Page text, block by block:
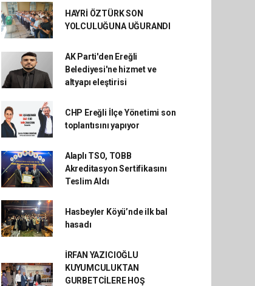
HAYRİ ÖZTÜRK SON
YOLCULUĞUNA UĞURANDI
AK Parti'den Ereğli
Belediyesi'ne hizmet ve
altyapı eleştirisi
CHP Ereğli İlçe Yönetimi son
toplantısını yapıyor
Alaplı TSO, TOBB
Akreditasyon Sertifikasını
Teslim Aldı
Hasbeyler Köyü’nde ilk bal
hasadı
İRFAN YAZICIOĞLU
KUYUMCULUKTAN
GURBETCİLERE HOŞ